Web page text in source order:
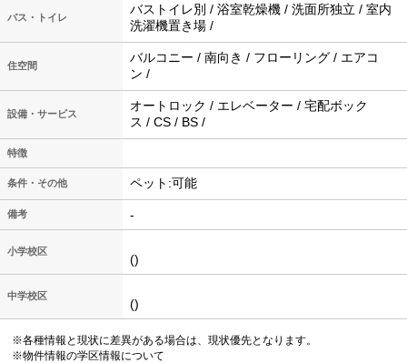
バス・トイレ
バストイレ別 / 浴室乾燥機 / 洗面所独立 / 室内
洗濯機置き場 /
住空間
バルコニー / 南向き / フローリング / エアコ
ン /
設備・サービス
オートロック / エレベーター / 宅配ボック
ス / CS / BS /
特徴
条件・その他 ペット:可能
備考 -
小学校区
()
中学校区
()
※各種情報と現状に差異がある場合は、現状優先となります。
※物件情報の学区情報について